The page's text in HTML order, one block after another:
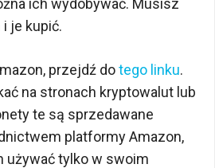
ich wydobywać. Musisz
je kupić.
przejdź dotego linku.
na stronach kryptowalut lub
te są sprzedawane
platformy Amazon,
używać tylko w swoim